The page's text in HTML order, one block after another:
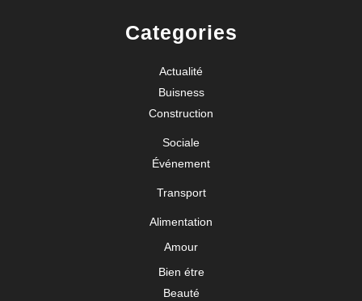
Categories
Actualité
Buisness
Construction
Sociale
Événement
Transport
Alimentation
Amour
Bien étre
Beauté